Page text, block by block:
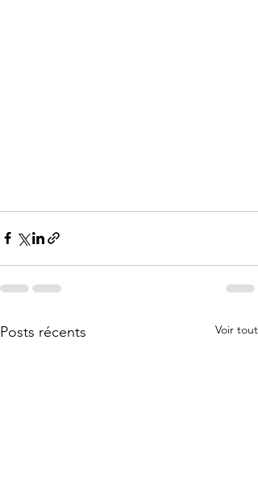
Posts récents Voir tout